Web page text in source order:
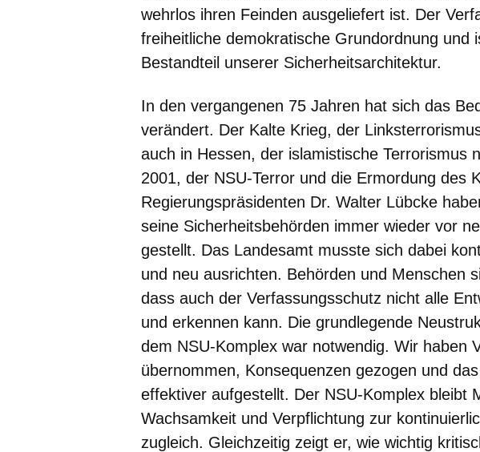
wehrlos ihren Feinden ausgeliefert ist. Der
freiheitliche demokratische Grundordnung und
Bestandteil unserer Sicherheitsarchitektur.
In den vergangenen 75 Jahren hat sich das
verändert. Der Kalte Krieg, der
auch in Hessen, der islamistische Terrorismus
2001, der NSU-Terror und die Ermordung des
Regierungspräsidenten Dr. Walter Lübcke
seine Sicherheitsbehörden immer wieder vor
gestellt. Das Landesamt musste sich dabei
und neu ausrichten. Behörden und Menschen
dass auch der Verfassungsschutz nicht alle
und erkennen kann. Die grundlegende
dem NSU-Komplex war notwendig. Wir haben
übernommen, Konsequenzen gezogen und
effektiver aufgestellt. Der NSU-Komplex bleibt
Wachsamkeit und Verpflichtung zur
zugleich. Gleichzeitig zeigt er, wie wichtig